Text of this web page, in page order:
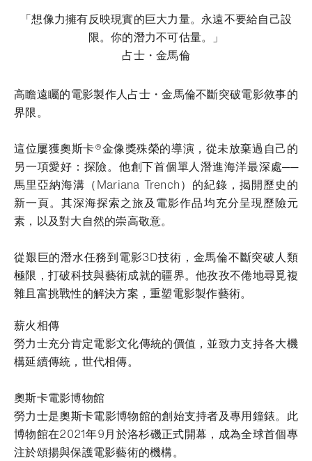
「想像力擁有反映現實的巨大力量。永遠不要給自己設
限。你的潛力不可估量。」
占士・金馬倫
高瞻遠矚的電影製作人占士・金馬倫不斷突破電影敘事的
界限。
這位屢獲奧斯卡®金像獎殊榮的導演，從未放棄過自己的
另一項愛好：探險。他創下首個單人潛進海洋最深處──
馬里亞納海溝（Mariana Trench）的紀錄，揭開歷史的
新一頁。其深海探索之旅及電影作品均充分呈現歷險元
素，以及對大自然的崇高敬意。
從艱巨的潛水任務到電影3D技術，金馬倫不斷突破人類
極限，打破科技與藝術成就的疆界。他孜孜不倦地尋覓複
雜且富挑戰性的解決方案，重塑電影製作藝術。
薪火相傳
勞力士充分肯定電影文化傳統的價值，並致力支持各大機
構延續傳統，世代相傳。
奧斯卡電影博物館
勞力士是奧斯卡電影博物館的創始支持者及專用鐘錶。此
博物館在2021年9月於洛杉磯正式開幕，成為全球首個專
注於頌揚與保護電影藝術的機構。